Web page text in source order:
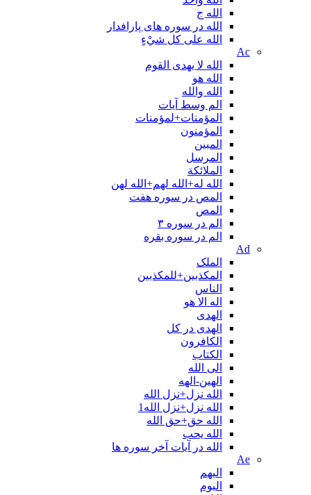
الله ج
الله در سوره های پارافدار
الله علی کل شيْءٍ
Ac
الله لا یهدی القوم
الله هو
الله والله
الم وسط آیات
المؤمنات+لمؤمنات
المؤمنون
المبین
المرسل
الملائكة
الله له+الله لهم+الله لهن
المص در سوره هفت
المص
الم در سوره ۳
الم در سوره بقره
Ad
الملک
المکذبین+للمکذبین
الناس
اله الا هو
الهدی
الهدی در کل
الکافرون
الکتاب
الی الله
الهین-الهه
الله نزل+نزل الله
الله نزل+نزل الله1
الله حق+حق الله
الله یحب
الله در آیات آخر سوره ها
Ae
الیهم
الیوم